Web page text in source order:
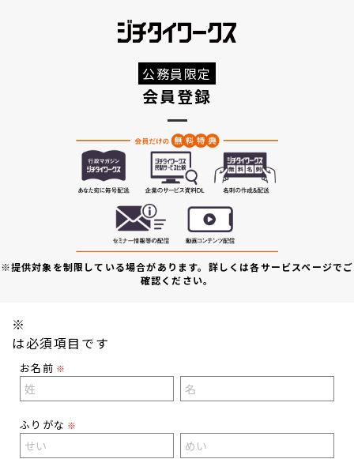
公務員限定
会員登録
※提供対象を制限している場合があります。詳しくは各サービスページでご
確認ください。
※
は必須項目です
お名前 ※
ふりがな ※